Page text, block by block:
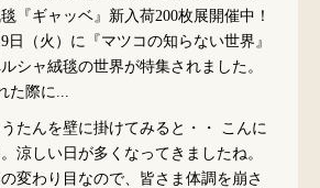
『ギャッベ』新入荷200枚展開催中！
日（火）に『マツコの知らない世界』
シャ絨毯の世界が特集されました。
た際に...
うたんを壁に掛けてみると・・
こんに
涼しい日が多くなってきましたね。
変わり目なので、皆さま体調を崩さ